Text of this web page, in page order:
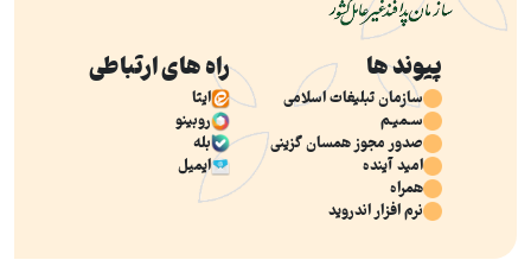
پیوند ها
سازمان تبلیغات اسلامی
سـمیـم
صدور مجوز همسان گزینی
امید آینده
همراه
نرم افزار اندروید
راه های ارتباطی
ایتا
روبینو
بله
ایمیل